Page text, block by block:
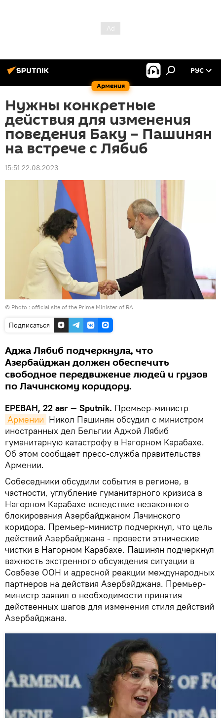
Армения
РУС
Нужны конкретные
действия для изменения
поведения Баку – Пашинян
на встрече с Лябиб
15:51 22.08.2023
© Photo : official site of the Prime Minister of RA
Подписаться
Аджа Лябиб подчеркнула, что
Азербайджан должен обеспечить
свободное передвижение людей и грузов
по Лачинскому коридору.
ЕРЕВАН, 22 авг — Sputnik. Премьер-министр
Армении Никол Пашинян обсудил с министром
иностранных дел Бельгии Аджой Лябиб
гуманитарную катастрофу в Нагорном Карабахе.
Об этом сообщает пресс-служба правительства
Армении.
Собеседники обсудили события в регионе, в
частности, углубление гуманитарного кризиса в
Нагорном Карабахе вследствие незаконного
блокирования Азербайджаном Лачинского
коридора. Премьер-министр подчеркнул, что цель
действий Азербайджана - провести этнические
чистки в Нагорном Карабахе. Пашинян подчеркнул
важность экстренного обсуждения ситуации в
Совбезе ООН и адресной реакции международных
партнеров на действия Азербайджана. Премьер-
министр заявил о необходимости принятия
действенных шагов для изменения стиля действий
Азербайджана.